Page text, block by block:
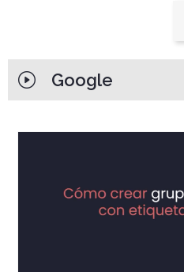
Google